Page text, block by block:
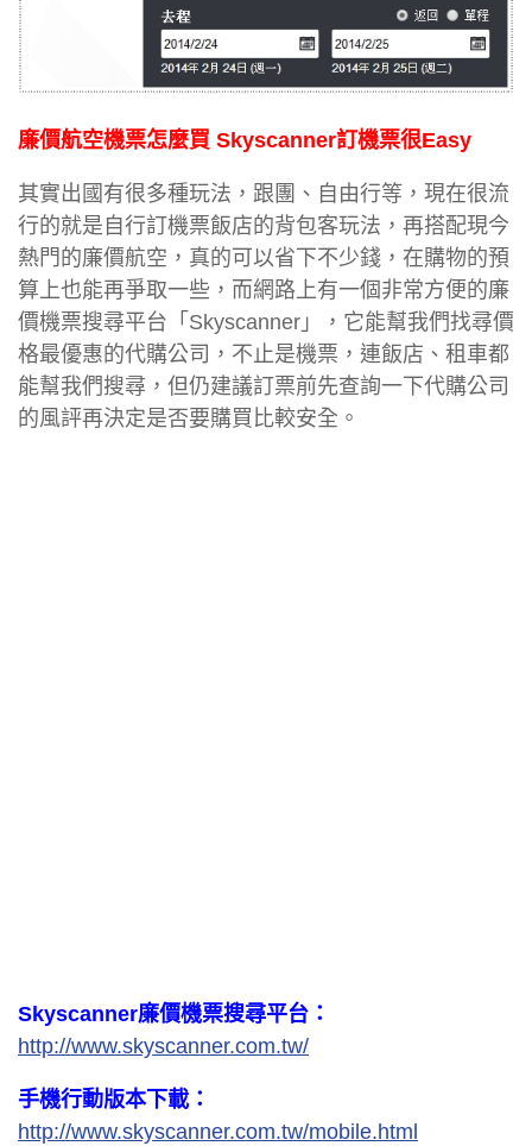
廉價航空機票怎麼買 Skyscanner訂機票很Easy
其實出國有很多種玩法，跟團、自由行等，現在很流
行的就是自行訂機票飯店的背包客玩法，再搭配現今
熱門的廉價航空，真的可以省下不少錢，在購物的預
算上也能再爭取一些，而網路上有一個非常方便的廉
價機票搜尋平台「Skyscanner」，它能幫我們找尋價
格最優惠的代購公司，不止是機票，連飯店、租車都
能幫我們搜尋，但仍建議訂票前先查詢一下代購公司
的風評再決定是否要購買比較安全。
Skyscanner廉價機票搜尋平台：
http://www.skyscanner.com.tw/
手機行動版本下載：
http://www.skyscanner.com.tw/mobile.html